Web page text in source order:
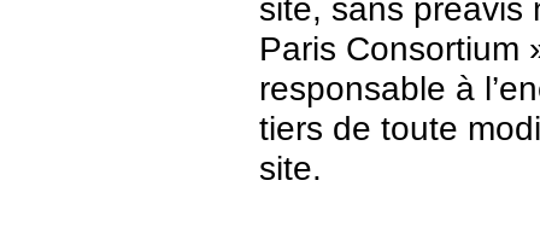
site, sans préavis
Paris Consortium
responsable à
tiers de toute
site.